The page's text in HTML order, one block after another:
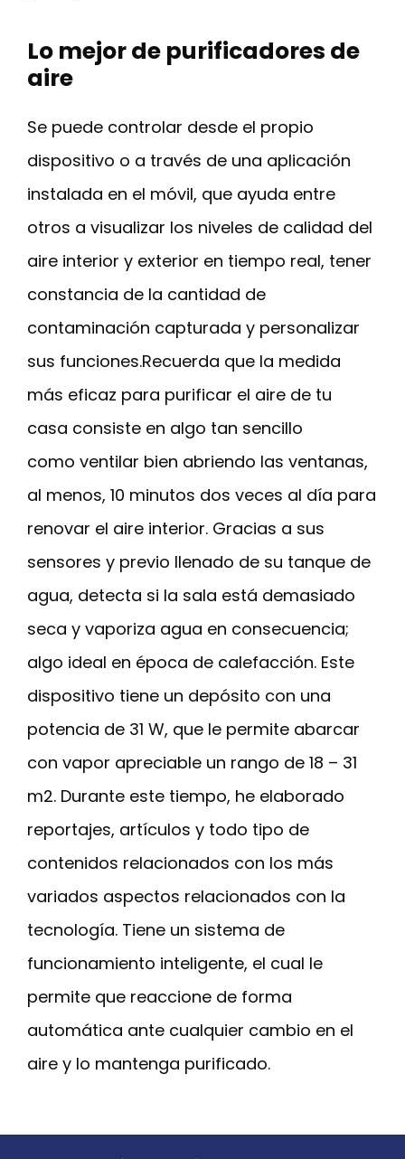
Lo mejor de purificadores de
aire
Se puede controlar desde el propio
dispositivo o a través de una aplicación
instalada en el móvil, que ayuda entre
otros a visualizar los niveles de calidad del
aire interior y exterior en tiempo real, tener
constancia de la cantidad de
contaminación capturada y personalizar
sus funciones.Recuerda que la medida
más eficaz para purificar el aire de tu
casa consiste en algo tan sencillo
como ventilar bien abriendo las ventanas,
al menos, 10 minutos dos veces al día para
renovar el aire interior. Gracias a sus
sensores y previo llenado de su tanque de
agua, detecta si la sala está demasiado
seca y vaporiza agua en consecuencia;
algo ideal en época de calefacción. Este
dispositivo tiene un depósito con una
potencia de 31 W, que le permite abarcar
con vapor apreciable un rango de 18 – 31
m2. Durante este tiempo, he elaborado
reportajes, artículos y todo tipo de
contenidos relacionados con los más
variados aspectos relacionados con la
tecnología. Tiene un sistema de
funcionamiento inteligente, el cual le
permite que reaccione de forma
automática ante cualquier cambio en el
aire y lo mantenga purificado.